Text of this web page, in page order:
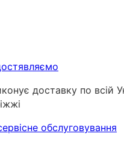
доставку по всій
обслуговування